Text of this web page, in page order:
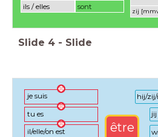
ils / elles
sont
zij
Slide 4 - Slide
être
il/elle/on est
tu es
je suis hij/